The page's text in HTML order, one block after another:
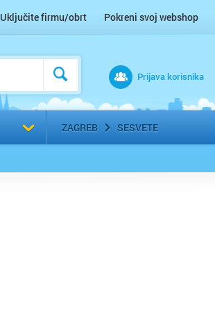
Uključite firmu/obrt Pokreni svoj webshop
Prijava korisnika
ZAGREB SESVETE
Odaberi grad